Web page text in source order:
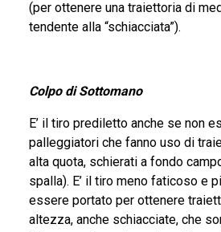
(per ottenere una traiettoria di
tendente alla “schiacciata”).
Colpo di Sottomano
E’ il tiro prediletto anche se non
palleggiatori che fanno uso di
alta quota, schierati a fondo
spalla). E’ il tiro meno faticoso e
essere portato per ottenere
altezza, anche schiacciate, che